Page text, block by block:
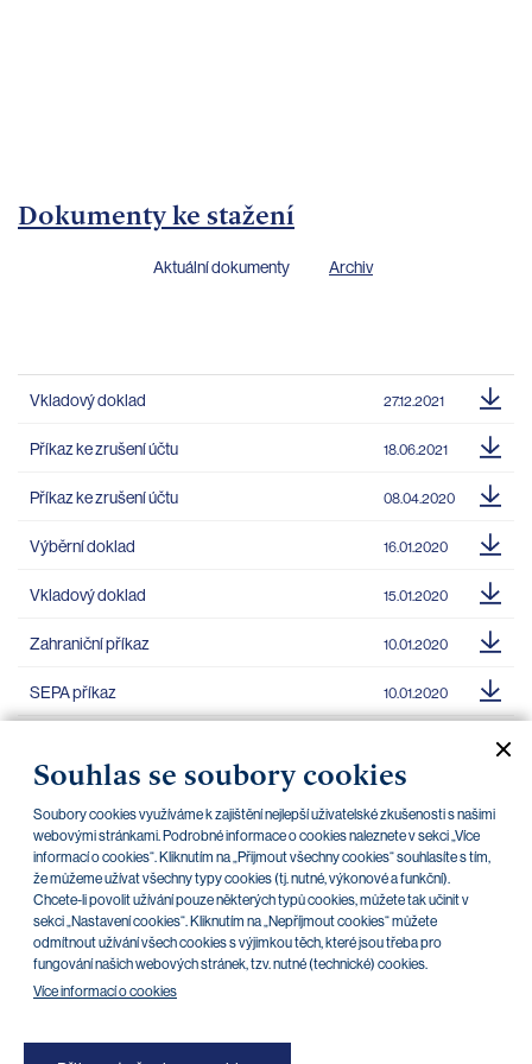
Souhlas se soubory cookies
Soubory cookies využíváme k zajištění nejlepší uživatelské zkušenosti s našimi
webovými stránkami. Podrobné informace o cookies naleznete v sekci „Více
informací o cookies“. Kliknutím na „Přijmout všechny cookies“ souhlasíte s tím,
že můžeme užívat všechny typy cookies (tj. nutné, výkonové a funkční).
Chcete-li povolit užívání pouze některých typů cookies, můžete tak učinit v
sekci „Nastavení cookies“. Kliknutím na „Nepříjmout cookies“ můžete
odmítnout užívání všech cookies s výjimkou těch, které jsou třeba pro
fungování našich webových stránek, tzv. nutné (technické) cookies.
Více informací o cookies
Dokumenty ke stažení
Aktuální dokumenty Archiv
Vkladový doklad 27.12.2021
Příkaz ke zrušení účtu 18.06.2021
Příkaz ke zrušení účtu 08.04.2020
Výběrní doklad 16.01.2020
Vkladový doklad 15.01.2020
Zahraniční příkaz 10.01.2020
SEPA příkaz 10.01.2020
Reklamace transakce z platební karty 10.11.2017
Vnitrobankovní cizoměnový příkaz 14.07.2014
« 1 2 3 4 »